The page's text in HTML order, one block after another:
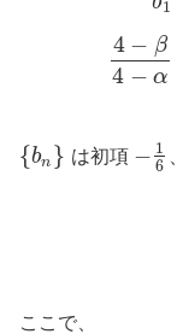
1
4 − β
4 − α
{bn } は初項 − 1
6
ここで、